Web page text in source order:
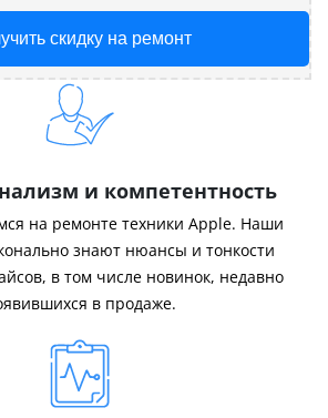
скидку на ремонт
и компетентность
на ремонте техники Apple. Наши
знают нюансы и тонкости
в том числе новинок, недавно
в продаже.